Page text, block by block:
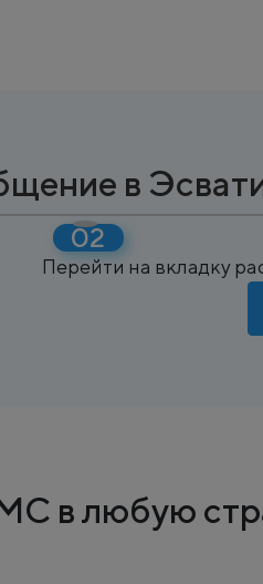
в
Перейти на вкладку
в любую